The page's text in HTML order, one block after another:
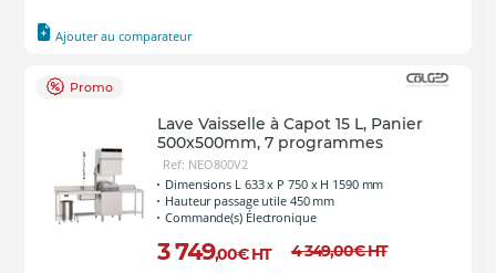
Ajouter au comparateur
Promo
Lave Vaisselle à Capot 15 L, Panier
500x500mm, 7 programmes
Ref: NEO800V2
Dimensions L 633 x P 750 x H 1590 mm
Hauteur passage utile 450 mm
Commande(s) Électronique
3 749,00€ HT 4 349,00€HT